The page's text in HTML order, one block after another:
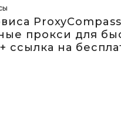
прокси для
ссылка на